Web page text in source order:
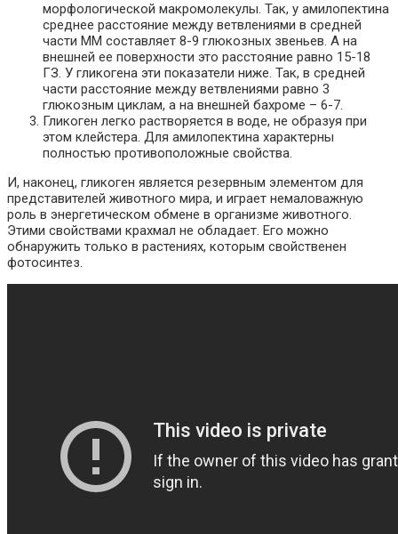
морфологической макромолекулы. Так, у амилопектина
среднее расстояние между ветвлениями в средней
части ММ составляет 8-9 глюкозных звеньев. А на
внешней ее поверхности это расстояние равно 15-18
ГЗ. У гликогена эти показатели ниже. Так, в средней
части расстояние между ветвлениями равно 3
глюкозным циклам, а на внешней бахроме – 6-7.
Гликоген легко растворяется в воде, не образуя при
этом клейстера. Для амилопектина характерны
полностью противоположные свойства.
И, наконец, гликоген является резервным элементом для
представителей животного мира, и играет немаловажную
роль в энергетическом обмене в организме животного.
Этими свойствами крахмал не обладает. Его можно
обнаружить только в растениях, которым свойственен
фотосинтез.